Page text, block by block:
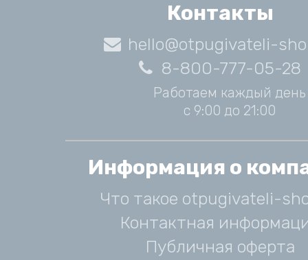
Контакты
hello@otpugivateli-
8-800-777-05-28
Работаем каждый день
с 9:00 до 21:00
Информация о
Что такое otpugivateli-
Контактная
Публичная оферта